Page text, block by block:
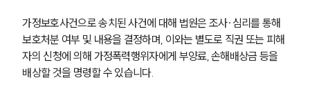
가정보호사건으로 송치된 사건에 대해 법원은 조사∙심리를 통해
보호처분 여부 및 내용을 결정하며, 이와는 별도로 직권 또는 피해
자의 신청에 의해 가정폭력행위자에게 부양료, 손해배상금 등을
배상할 것을 명령할 수 있습니다.